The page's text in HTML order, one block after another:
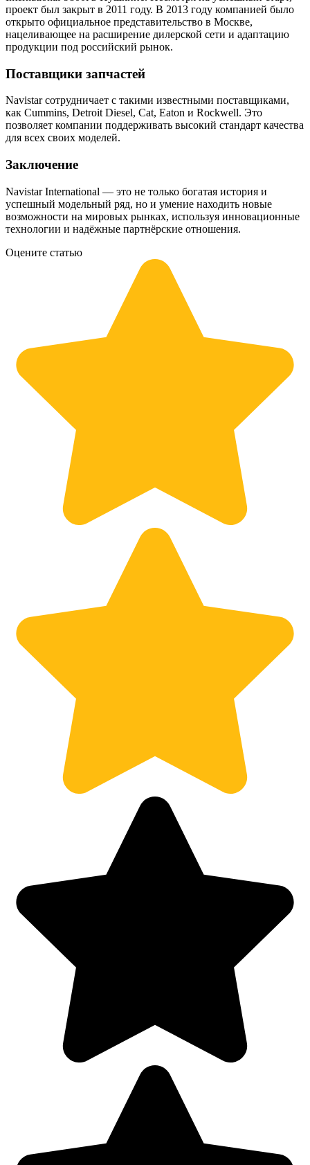
проект был закрыт в 2011 году. В 2013 году компанией было
открыто официальное представительство в Москве,
нацеливающее на расширение дилерской сети и адаптацию
продукции под российский рынок.
Поставщики запчастей
Navistar сотрудничает с такими известными поставщиками,
как Cummins, Detroit Diesel, Cat, Eaton и Rockwell. Это
позволяет компании поддерживать высокий стандарт качества
для всех своих моделей.
Заключение
Navistar International — это не только богатая история и
успешный модельный ряд, но и умение находить новые
возможности на мировых рынках, используя инновационные
технологии и надёжные партнёрские отношения.
Оцените статью